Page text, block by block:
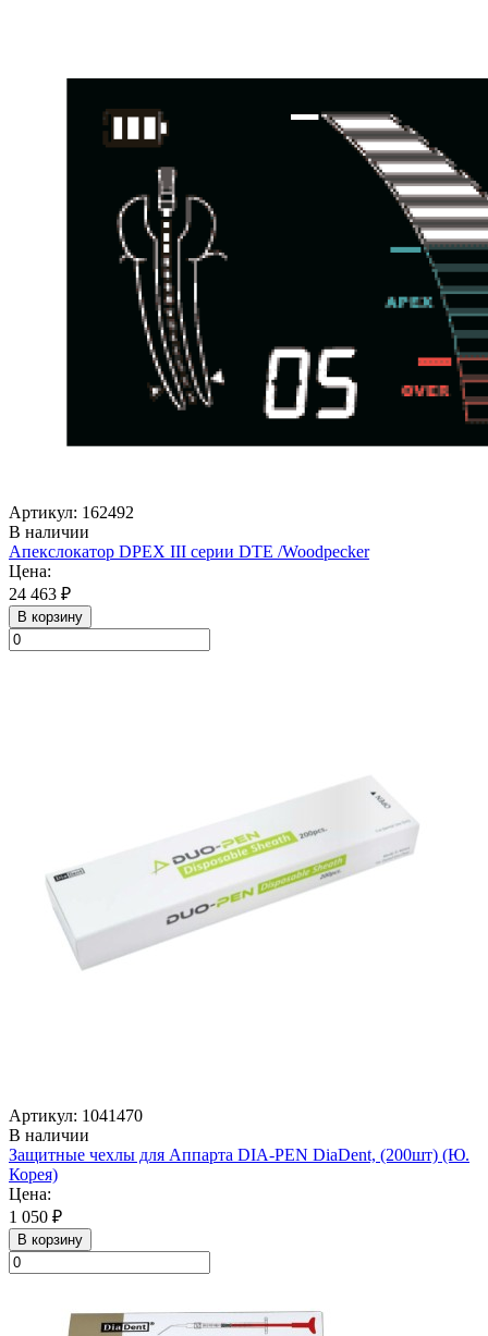
Артикул: 162492
В наличии
Апекслокатор DPEX III серии DTE /Woodpecker
Цена:
24 463 ₽
В корзину
Артикул: 1041470
В наличии
Защитные чехлы для Аппарта DIA-PEN DiaDent, (200шт) (Ю.
Корея)
Цена:
1 050 ₽
В корзину